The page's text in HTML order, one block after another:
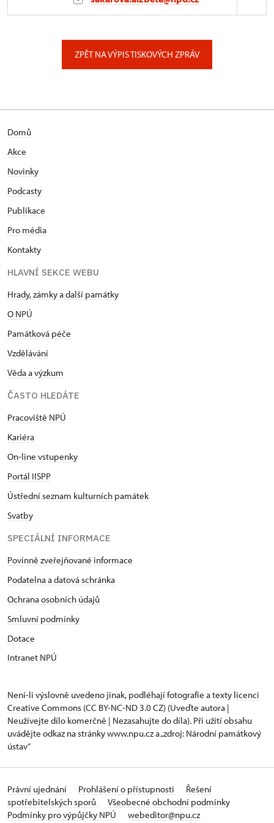
ZPĚT NA VÝPIS TISKOVÝCH ZPRÁV
Domů
Akce
Novinky
Podcasty
Publikace
Pro média
Kontakty
HLAVNÍ SEKCE WEBU
Hrady, zámky a další památky
O NPÚ
Památková péče
Vzdělávání
Věda a výzkum
ČASTO HLEDÁTE
Pracoviště NPÚ
Kariéra
On-line vstupenky
Portál IISPP
Ústřední seznam kulturních památek
Svatby
SPECIÁLNÍ INFORMACE
Povinně zveřejňované informace
Podatelna a datová schránka
Ochrana osobních údajů
Smluvní podmínky
Dotace
Intranet NPÚ
Není-li výslovně uvedeno jinak, podléhají fotografie a texty licenci
Creative Commons (CC BY-NC-ND 3.0 CZ) (Uveďte autora |
Neužívejte dílo komerčně | Nezasahujte do díla). Při užití obsahu
uvádějte odkaz na stránky www.npu.cz a „zdroj: Národní památkový
ústav“
Právní ujednání Prohlášení o přístupnosti
Řešení
spotřebitelských sporů
Všeobecné obchodní podmínky
Podmínky pro výpůjčky NPÚ
webeditor@npu.cz